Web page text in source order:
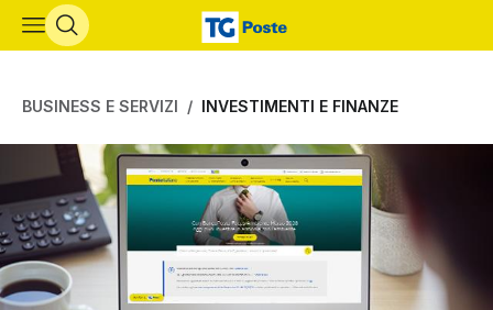
Vai al contenuto principale
BUSINESS E SERVIZI INVESTIMENTI E FINANZE